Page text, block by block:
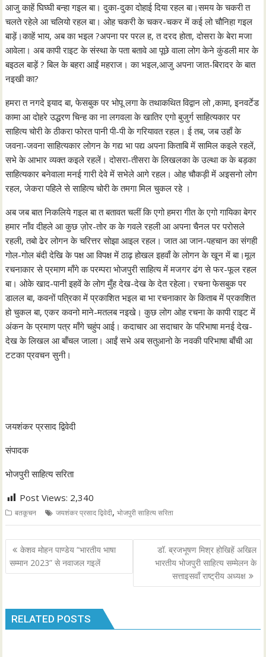
आजु काहें घिघ्घी बन्हा गइल बा। दुका-दुका दोहाई दिया रहल बा।समय के चकरी त
चलते रहेले आ चलियो रहल बा। ओह चकरी के चकर-चकर में कई लो चौनिहा गइल
बाड़ें।काहें भाय, अब का भइल ?अपना पर परल ह, त दरद होता, दोसरा के बेरा मजा
आवेला। अब कापी राइट के संस्था के पता बतावे आ पूछे वाला लोग केने कुंडली मार के
बइठल बाड़ें ? बिल के बहरा आईं महराज। का भइल,आजु अपना जात-बिरादर के बात
नइखी का?
हमरा त नगदे इयाद बा, फेसबुक पर भोपू लगा के तथाकथित विद्वान लो ,कामा, इनवर्टेड
कामा आ दोहरे उद्धरण चिन्ह का ना लगवला के खातिर एगो बुजुर्ग साहित्यकार पर
साहित्य चोरी के ठीकरा फोरत पानी पी-पी के गरियावत रहल। ई तब, जब उहाँ के
जवना-जवना साहित्यकार लोगन के गद्य भा पद्य अपना किताबि में सामिल कइले रहलें,
सभे के आभार व्यक्त कइले रहलें। दोसरा-तीसरा के लिखलका के उल्था क के बड़का
साहित्यकार बनेवाला मनई गारी देवे में सभेले आगे रहल। ओह चौकड़ी में अइसनो लोग
रहल, जेकरा पहिले से साहित्य चोरी के तमगा मिल चुकल रहे ।
अब जब बात निकलिये गइल बा त बतावत चलीं कि एगो हमरा गीत के एगो गायिका बेगर
हमार नाँव दीहले आ कुछ ज़ोर-तोर क के गवले रहली आ अपना चैनल पर परोसले
रहली, तबो ढेर लोगन के चरित्तर सोझा आइल रहल। जात आ जान-पहचान का संगही
गोल-गोल बंदी देखि के पक्ष आ विपक्ष में ठाढ़ होखल इहवाँ के लोगन के खून में बा।मूल
रचनाकार से प्रमाण माँगे क परम्परा भोजपुरी साहित्य में मजगर ढंग से फर-फूल रहल
बा। ओके खाद-पानी इहवें के लोग मुँह देख-देख के देत रहेला। रचना फेसबुक पर
डालल बा, कवनों पत्रिका में प्रकाशित भइल बा भा रचनाकार के किताब में प्रकाशित
हो चुकल बा, एकर कवनो माने-मतलब नइखे। कुछ लोग ओह रचना के कापी राइट में
अंकन के प्रमाण पत्र माँगे चहुंप आई। कदाचार आ सदाचार के परिभाषा मनई देख-
देख के लिखल आ बाँचल जाला। आईं सभे अब सतुआनो के नवकी परिभाषा बाँची आ
टटका प्रवचन सुनी।
जयशंकर प्रसाद द्विवेदी
संपादक
भोजपुरी साहित्य सरिता
Post Views: 2,340
बतकूचन जयशंकर प्रसाद द्विवेदी,भोजपुरी साहित्य सरिता
P
o
n
a
केशव मोहन पाण्डेय “भारतीय भाषा
सम्मान 2023” से नवाजल गइलें
डॉ. ब्रजभूषण मिश्र होखिहें अखिल
भारतीय भोजपुरी साहित्य सम्मेलन के
सत्ताइसवाँ राष्ट्रीय अध्यक्ष
RELATED POSTS